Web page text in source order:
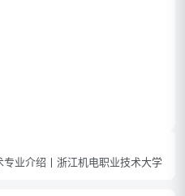
业介绍丨浙江机电职业技术大学